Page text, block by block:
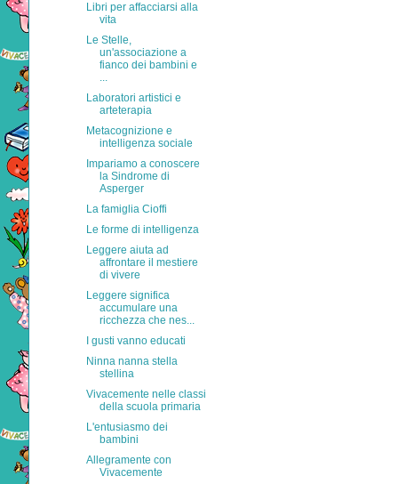
Libri per affacciarsi alla
vita
Le Stelle,
un'associazione a
fianco dei bambini e
...
Laboratori artistici e
arteterapia
Metacognizione e
intelligenza sociale
Impariamo a conoscere
la Sindrome di
Asperger
La famiglia Cioffi
Le forme di intelligenza
Leggere aiuta ad
affrontare il mestiere
di vivere
Leggere significa
accumulare una
ricchezza che nes...
I gusti vanno educati
Ninna nanna stella
stellina
Vivacemente nelle classi
della scuola primaria
L'entusiasmo dei
bambini
Allegramente con
Vivacemente